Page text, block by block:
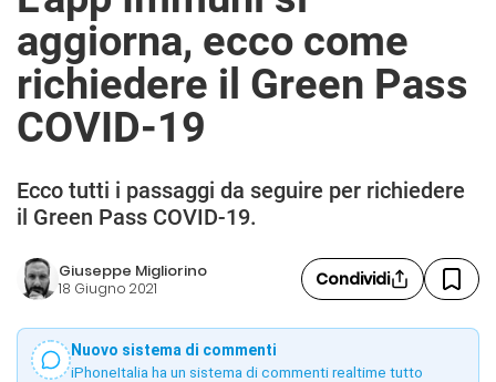
aggiorna, ecco come
richiedere il Green Pass
COVID-19
Ecco tutti i passaggi da seguire per richiedere
il Green Pass COVID-19.
Giuseppe Migliorino
18 Giugno 2021 Condividi
Nuovo sistema di commenti
iPhoneItalia ha un sistema di commenti realtime tutto